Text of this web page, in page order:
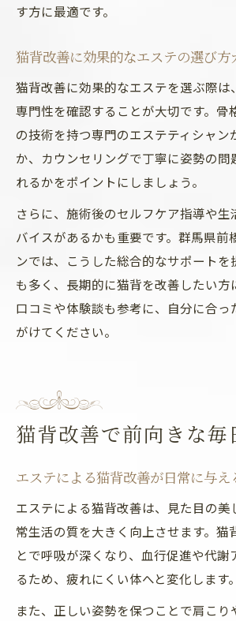
す方に最適です。
猫背改善に効果的なエステの選び方
猫背改善に効果的なエステを選ぶ際は
専門性を確認することが大切です。骨
の技術を持つ専門のエステティシャン
か、カウンセリングで丁寧に姿勢の問
れるかをポイントにしましょう。
さらに、施術後のセルフケア指導や生
バイスがあるかも重要です。群馬県前
ンでは、こうした総合的なサポート
も多く、長期的に猫背を改善したい方
口コミや体験談も参考に、自分に合っ
がけてください。
猫背改善で前向きな毎
エステによる猫背改善が日常に与え
エステによる猫背改善は、見た目の美
常生活の質を大きく向上させます。猫
とで呼吸が深くなり、血行促進や代謝
るため、疲れにくい体へと変化します。
また、正しい姿勢を保つことで肩こり